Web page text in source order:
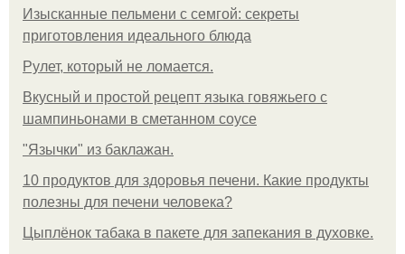
Изысканные пельмени с семгой: секреты
приготовления идеального блюда
Рулет, который не ломается.
Вкусный и простой рецепт языка говяжьего с
шампиньонами в сметанном соусе
"Язычки" из баклажан.
10 продуктов для здоровья печени. Какие продукты
полезны для печени человека?
Цыплёнок табака в пакете для запекания в духовке.